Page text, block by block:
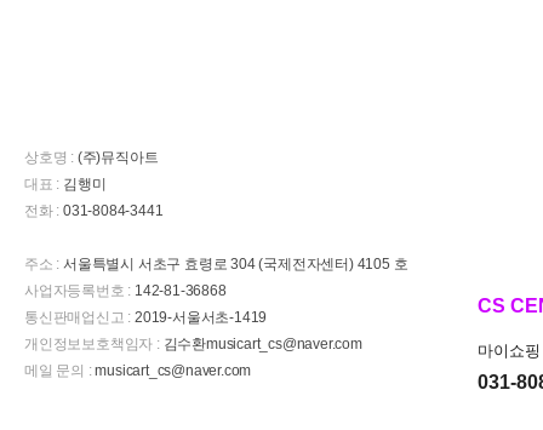
상호명 : (주)뮤직아트
대표 : 김행미
전화 : 031-8084-3441
주소 : 서울특별시 서초구 효령로 304 (국제전자센터) 4105 호
사업자등록번호 : 142-81-36868
통신판매업신고 :2019-서울서초-1419
개인정보보호책임자 :김수환musicart_cs@naver.com
메일 문의 :musicart_cs@naver.com
CS
마이쇼
031-